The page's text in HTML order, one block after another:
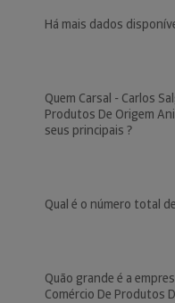
Há mais dados
Quem Carsal - Carlos
Produtos De Origem
seus principais ?
Qual é o número total
Quão grande é a
Comércio De Produtos